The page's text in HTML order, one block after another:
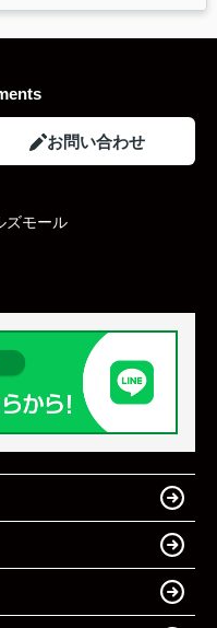
お問い合わせ
ズモール